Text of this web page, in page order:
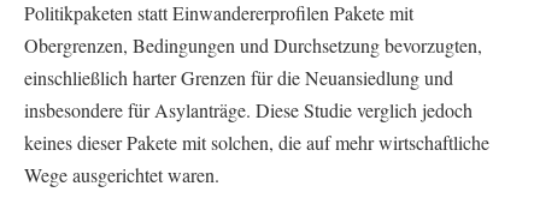
Politikpaketen statt Einwandererprofilen Pakete mit
Obergrenzen, Bedingungen und Durchsetzung bevorzugten,
einschließlich harter Grenzen für die Neuansiedlung und
insbesondere für Asylanträge. Diese Studie verglich jedoch
keines dieser Pakete mit solchen, die auf mehr wirtschaftliche
Wege ausgerichtet waren.